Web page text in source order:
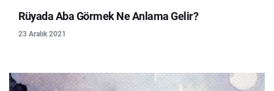
Rüyada Aba Görmek Ne Anlama Gelir?
23 Aralık 2021